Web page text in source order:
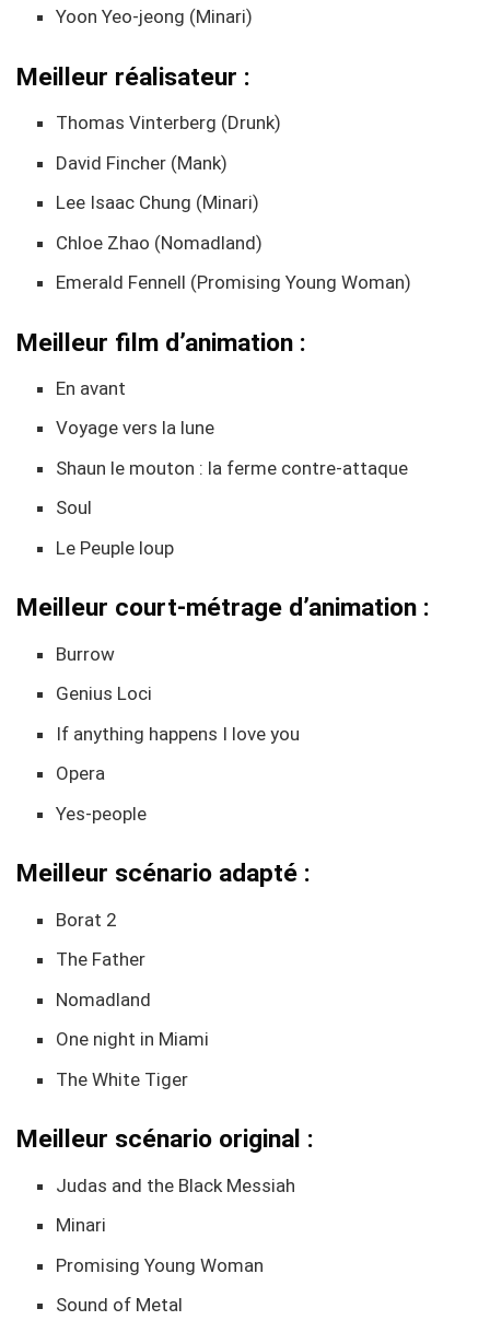
Yoon Yeo-jeong (Minari)
Meilleur réalisateur :
Thomas Vinterberg (Drunk)
David Fincher (Mank)
Lee Isaac Chung (Minari)
Chloe Zhao (Nomadland)
Emerald Fennell (Promising Young Woman)
Meilleur film d’animation :
En avant
Voyage vers la lune
Shaun le mouton : la ferme contre-attaque
Soul
Le Peuple loup
Meilleur court-métrage d’animation :
Burrow
Genius Loci
If anything happens I love you
Opera
Yes-people
Meilleur scénario adapté :
Borat 2
The Father
Nomadland
One night in Miami
The White Tiger
Meilleur scénario original :
Judas and the Black Messiah
Minari
Promising Young Woman
Sound of Metal